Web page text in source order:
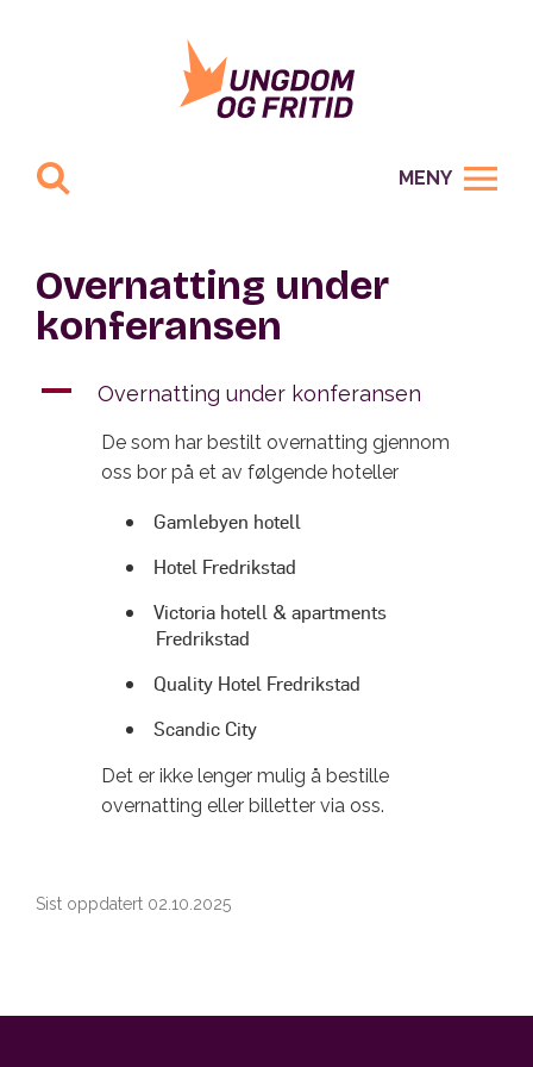
MENY
Overnatting under
konferansen
A Overnatting under konferansen
De som har bestilt overnatting gjennom
oss bor på et av følgende hoteller
Gamlebyen hotell
Hotel Fredrikstad
Victoria hotell & apartments
Fredrikstad
Quality Hotel Fredrikstad
Scandic City
Det er ikke lenger mulig å bestille
overnatting eller billetter via oss.
Sist oppdatert 02.10.2025